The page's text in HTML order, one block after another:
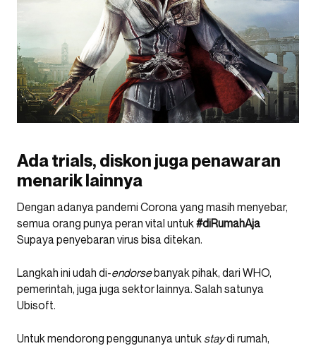
Ada trials, diskon juga penawaran
menarik lainnya
Dengan adanya pandemi Corona yang masih menyebar,
semua orang punya peran vital untuk #diRumahAja
Supaya penyebaran virus bisa ditekan.
Langkah ini udah di-endorsebanyak pihak, dari WHO,
pemerintah, juga juga sektor lainnya. Salah satunya
Ubisoft.
Untuk mendorong penggunanya untuk staydi rumah,